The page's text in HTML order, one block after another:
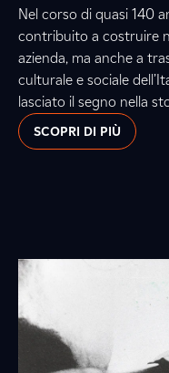
Nel corso di quasi 140
contribuito a costruire
azienda, ma anche a
culturale e sociale
lasciato il segno nella
SCOPRI DI PIÙ